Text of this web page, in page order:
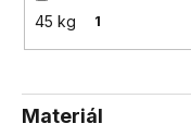
45 kg 1
Materiál